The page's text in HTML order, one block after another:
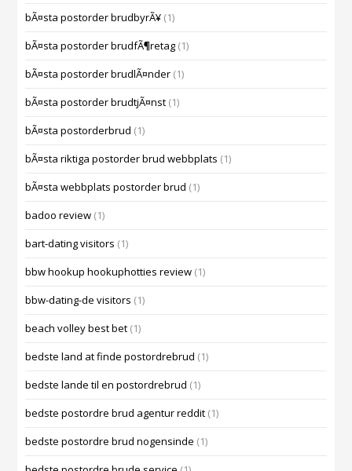
bÃ¤sta postorder brudbyrÃ¥ (1)
bÃ¤sta postorder brudfÃ¶retag (1)
bÃ¤sta postorder brudlÃ¤nder (1)
bÃ¤sta postorder brudtjÃ¤nst (1)
bÃ¤sta postorderbrud (1)
bÃ¤sta riktiga postorder brud webbplats (1)
bÃ¤sta webbplats postorder brud (1)
badoo review (1)
bart-dating visitors (1)
bbw hookup hookuphotties review (1)
bbw-dating-de visitors (1)
beach volley best bet (1)
bedste land at finde postordrebrud (1)
bedste lande til en postordrebrud (1)
bedste postordre brud agentur reddit (1)
bedste postordre brud nogensinde (1)